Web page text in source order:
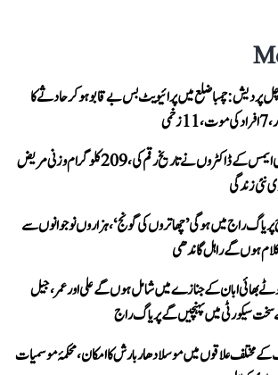
پردیش: چمبا ضلع میں پرائیویٹ بس بے قابو ہوکر حادثے کا
زخمی
دہلی ایمس کے ڈاکٹروں نے تاریخ رقم کی، 209 کلوگرام وزنی مریض
نئی زندگی
راج میں ہوگی ’چھاتروں کی گونج‘، ہزاروں نوجوانوں سے
ہوں گے راہل گاندھی
بھائی ابان کے جنازے میں شامل ہوں گے علی اور عمر، جیل
سیکورٹی میں پہنچیں گے پریاگ راج
مختلف علاقوں میں موسلادھار بارش کا امکان، محکمۂ موسمیات